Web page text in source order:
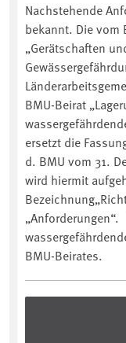
Nachstehende
bekannt. Die vom
„Gerätschaften
BMU-Beirat
ersetzt die
d. BMU vom 31.
wird hiermit
BMU-Beirates.